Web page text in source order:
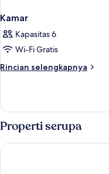
Kamar
Kapasitas 6
Wi-Fi Gratis
Rincian selengkapnya
Rincian
Kamar
Properti serupa
Ocean Beach Club Hotel